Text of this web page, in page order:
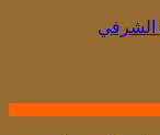
الشرفي